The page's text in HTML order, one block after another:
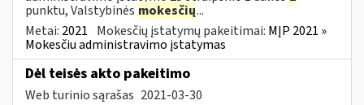
punktu, Valstybinės mokesčių...
Metai: 2021 Mokesčių įstatymų pakeitimai: MĮP 2021 »
Mokesčiu administravimo įstatymas
Dėl teisės akto pakeitimo
Web turinio sąrašas 2021-03-30